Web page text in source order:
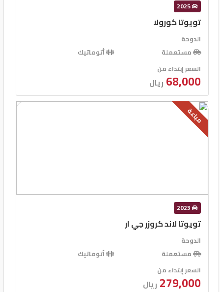
2025
تويوتا كورولا
الدوحة
مستعملة
أتوماتيك
السعر إبتداء من
68,000 ريال
مباعة
2023
تويوتا لاند كروزر جي ار
الدوحة
مستعملة
أتوماتيك
السعر إبتداء من
279,000 ريال